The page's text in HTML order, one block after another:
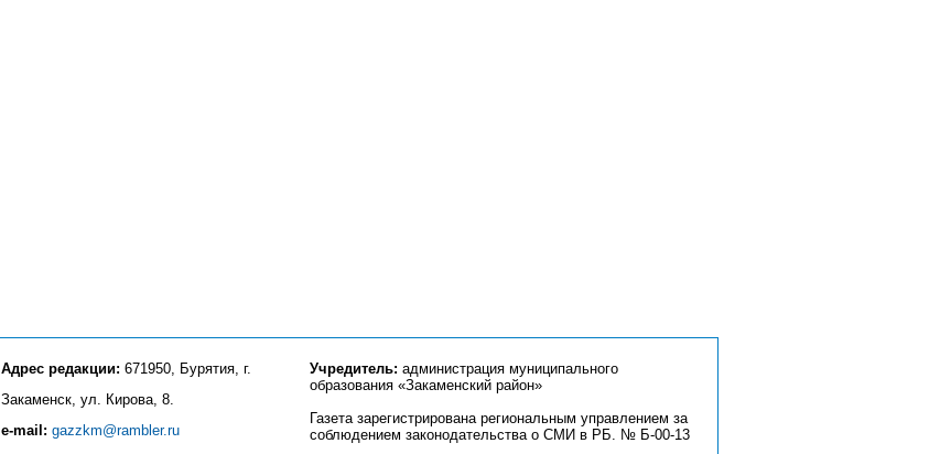
Адрес редакции: 671950, Бурятия, г.
Закаменск, ул. Кирова, 8.
e-mail: gazzkm@rambler.ru
Учредитель: администрация муниципального
образования «Закаменский район»
Газета зарегистрирована региональным управлением за
соблюдением законодательства о СМИ в РБ. № Б-00-13